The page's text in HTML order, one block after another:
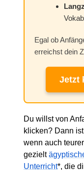
Egal ob
erreichst dein
Jetzt
Du willst von
klicken? Dann
wenn auch
gezielt
Unterricht*, die